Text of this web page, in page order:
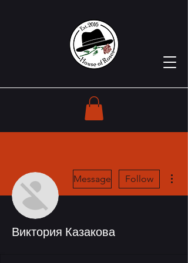
Message Follow
Виктория Казакова